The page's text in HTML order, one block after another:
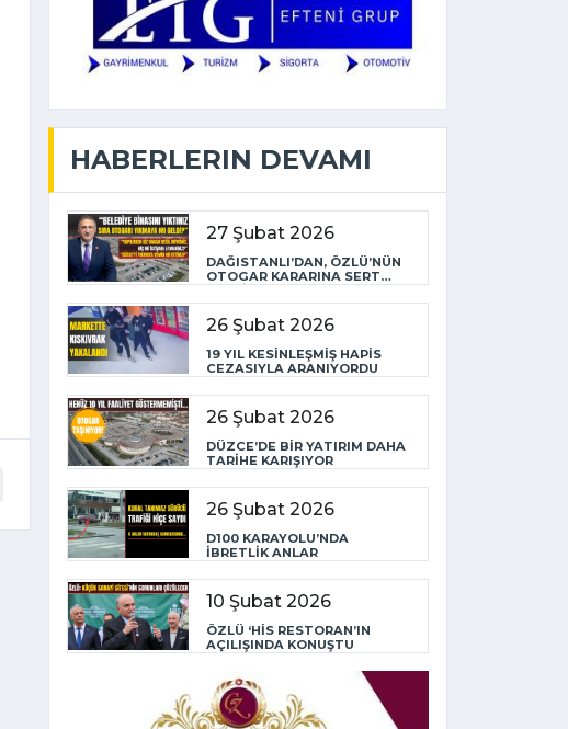
HABERLERIN DEVAMI
27 Şubat 2026
DAĞISTANLI’DAN, ÖZLÜ’NÜN
OTOGAR KARARINA SERT
TEPKİ
26 Şubat 2026
19 YIL KESİNLEŞMİŞ HAPİS
CEZASIYLA ARANIYORDU
26 Şubat 2026
DÜZCE’DE BİR YATIRIM DAHA
TARİHE KARIŞIYOR
26 Şubat 2026
D100 KARAYOLU’NDA
İBRETLİK ANLAR
10 Şubat 2026
ÖZLÜ ‘HİS RESTORAN’IN
AÇILIŞINDA KONUŞTU